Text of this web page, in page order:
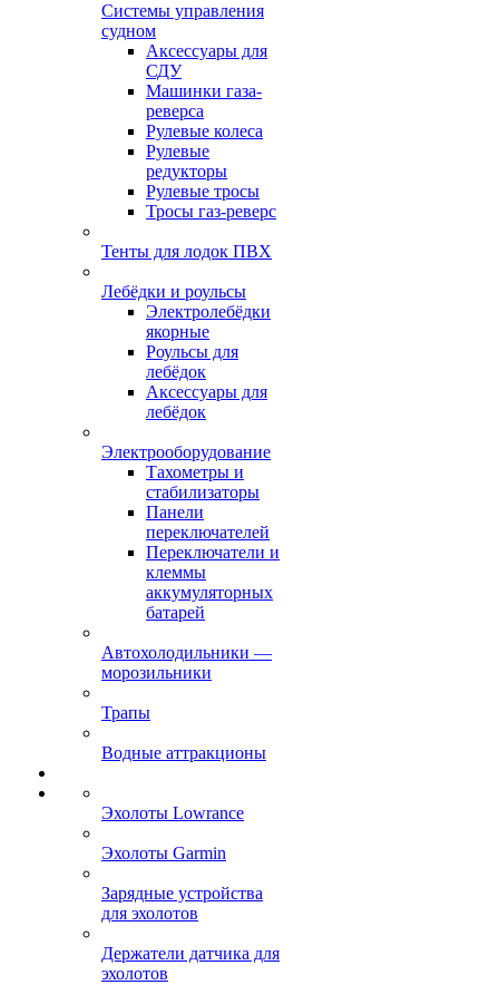
Системы управления
судном
Аксессуары для
СДУ
Машинки газа-
реверса
Рулевые колеса
Рулевые
редукторы
Рулевые тросы
Тросы газ-реверс
Тенты для лодок ПВХ
Лебёдки и роульсы
Электролебёдки
якорные
Роульсы для
лебёдок
Аксессуары для
лебёдок
Электрооборудование
Тахометры и
стабилизаторы
Панели
переключателей
Переключатели и
клеммы
аккумуляторных
батарей
Автохолодильники —
морозильники
Трапы
Водные аттракционы
Эхолоты Lowrance
Эхолоты Garmin
Зарядные устройства
для эхолотов
Держатели датчика для
эхолотов